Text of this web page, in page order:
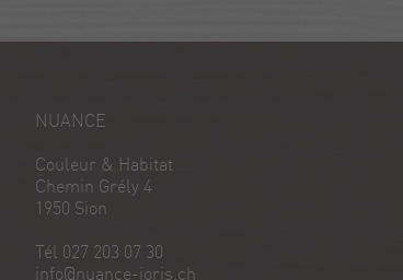
NUANCE
Couleur & Habitat
Chemin Grély 4
1950 Sion
Tél 027 203 07 30
info@nuance-joris.ch